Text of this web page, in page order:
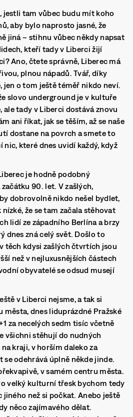
jestli tam vůbec budu mít koho
aby bylo naprosto jasné, že
jiná – stihnu vůbec někdy napsat
kteří tady v Liberci žijí
Ano, čtete správně, Liberec má
plnou nápadů. Tvář, díky
jen o tom ještě téměř nikdo neví.
slovo underground je v kultuře
ale tady v Liberci dostává znovu
ani říkat, jak se těším, až se naše
dostane na povrch a smete to
které dnes uvidí každý, když
je hodně podobný
90. let. V zašlých,
dobrovolně nikdo nešel bydlet,
že se tam začala stěhovat
lidí ze západního Berlína a brzy
dnes zná celý svět. Došlo to
těch kdysi zašlých čtvrtích jsou
než v nejluxusnějších částech
obyvatelé se odsud musejí
v Liberci nejsme, a tak si
města, dnes liduprázdné Pražské
za necelých sedm tisíc včetně
všichni stěhují do nudných
kraji, v horším daleko za
se odehrává úplně někde jinde.
v samém centru města.
velký kulturní třesk bychom tedy
jiného než si počkat. Anebo ještě
něco zajímavého dělat.